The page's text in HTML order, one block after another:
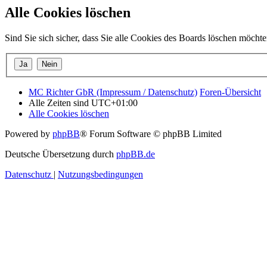
Alle Cookies löschen
Sind Sie sich sicher, dass Sie alle Cookies des Boards löschen
MC Richter GbR (Impressum / Datenschutz) Foren-Übersicht
Alle Zeiten sind UTC+01:00
Alle Cookies löschen
Powered by phpBB® Forum Software © phpBB Limited
Deutsche Übersetzung durch phpBB.de
Datenschutz | Nutzungsbedingungen